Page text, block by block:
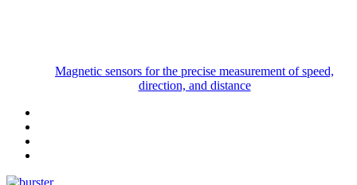
Magnetic sensors for the precise measurement of speed,
direction, and distance